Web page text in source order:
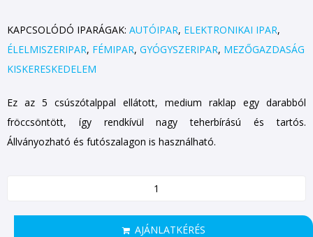
KAPCSOLÓDÓ IPARÁGAK: AUTÓIPAR, ELEKTRONIKAI IPAR,
ÉLELMISZERIPAR, FÉMIPAR, GYÓGYSZERIPAR, MEZŐGAZDASÁG
KISKERESKEDELEM
Ez az 5 csúszótalppal ellátott, medium raklap egy darabból
fröccsöntött, így rendkívül nagy teherbírású és tartós.
Állványozható és futószalagon is használható.
AJÁNLATKÉRÉS